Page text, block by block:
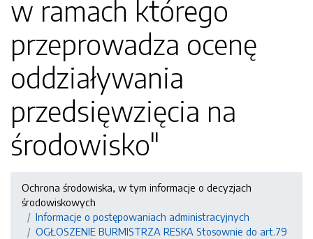
w ramach którego
przeprowadza ocenę
oddziaływania
przedsięwzięcia na
środowisko"
Ochrona środowiska, w tym informacje o decyzjach
środowiskowych
Informacje o postępowaniach administracyjnych
OGŁOSZENIE BURMISTRZA RESKA Stosownie do art.79